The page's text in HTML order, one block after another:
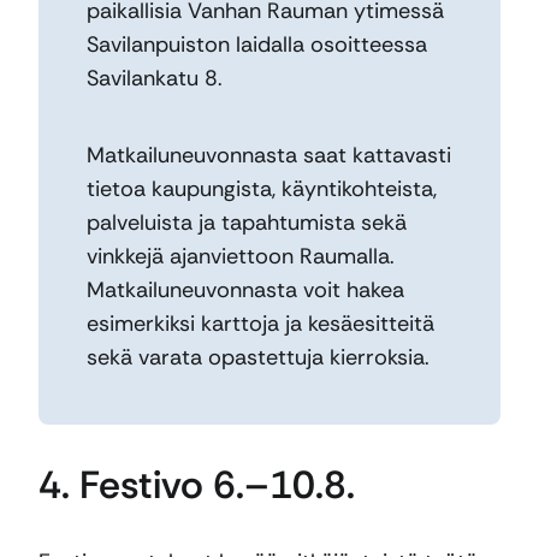
paikallisia Vanhan Rauman ytimessä
Savilanpuiston laidalla osoitteessa
Savilankatu 8.
Matkailuneuvonnasta saat kattavasti
tietoa kaupungista, käyntikohteista,
palveluista ja tapahtumista sekä
vinkkejä ajanviettoon Raumalla.
Matkailuneuvonnasta voit hakea
esimerkiksi karttoja ja kesäesitteitä
sekä varata opastettuja kierroksia.
4. Festivo 6.–10.8.